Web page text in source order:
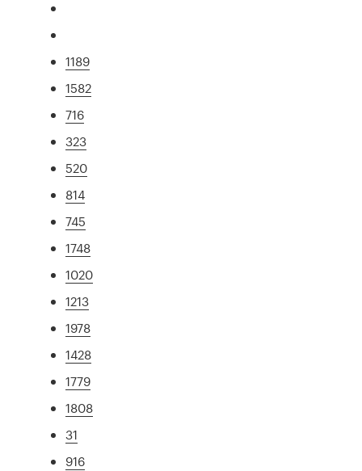
1189
1582
716
323
520
814
745
1748
1020
1213
1978
1428
1779
1808
31
916